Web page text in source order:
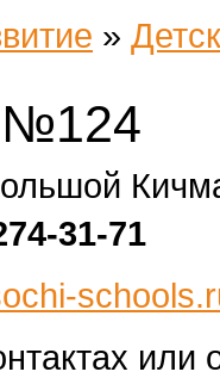
»
№124
31-71